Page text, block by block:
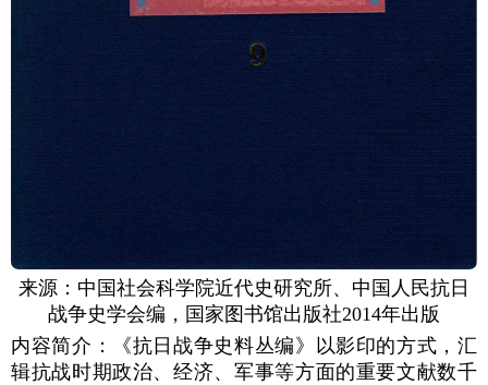
来源：中国社会科学院近代史研究所、中国人民抗日
战争史学会编，国家图书馆出版社2014年出版
内容简介：《抗日战争史料丛编》以影印的方式，汇
辑抗战时期政治、经济、军事等方面的重要文献数千